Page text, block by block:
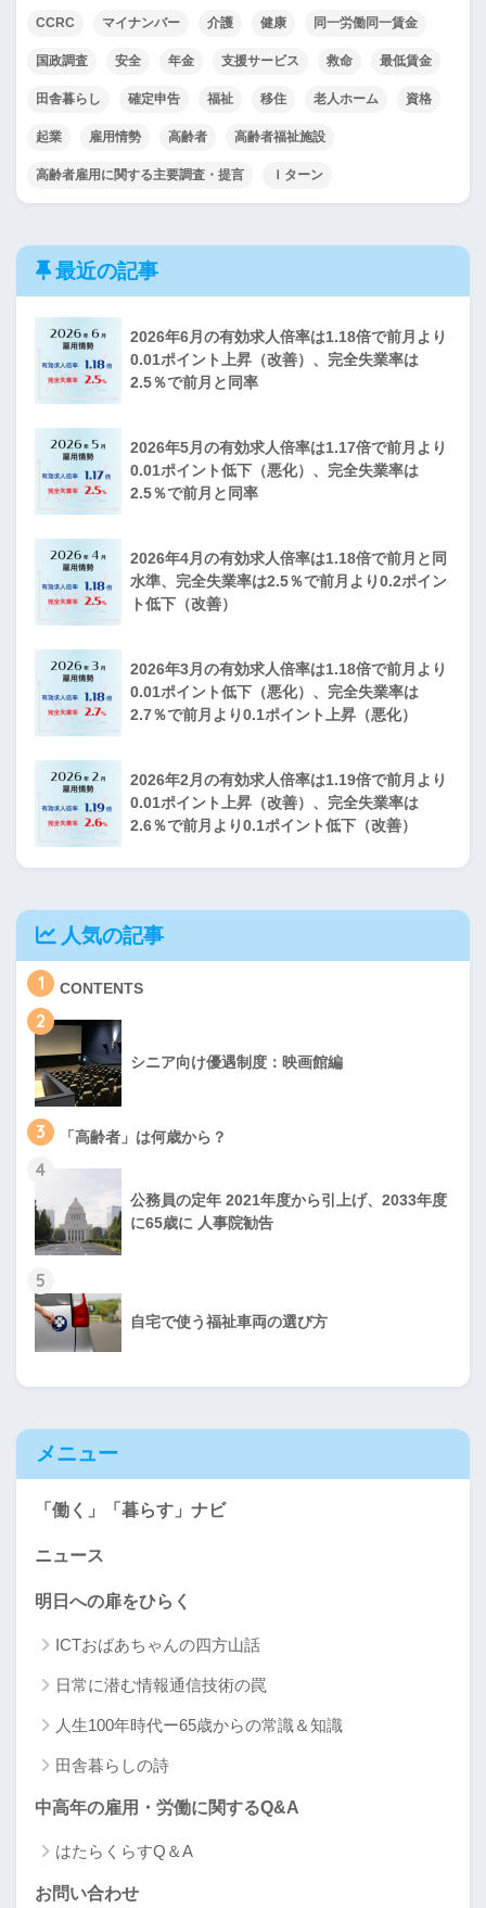
CCRC マイナンバー 介護 健康 同一労働同一賃金
国政調査 安全 年金 支援サービス 救命 最低賃金
田舎暮らし 確定申告 福祉 移住 老人ホーム 資格
起業 雇用情勢 高齢者 高齢者福祉施設
高齢者雇用に関する主要調査・提言 Ｉターン
最近の記事
2026年6月の有効求人倍率は1.18倍で前月より
0.01ポイント上昇（改善）、完全失業率は
2.5％で前月と同率
2026年5月の有効求人倍率は1.17倍で前月より
0.01ポイント低下（悪化）、完全失業率は
2.5％で前月と同率
2026年4月の有効求人倍率は1.18倍で前月と同
水準、完全失業率は2.5％で前月より0.2ポイン
ト低下（改善）
2026年3月の有効求人倍率は1.18倍で前月より
0.01ポイント低下（悪化）、完全失業率は
2.7％で前月より0.1ポイント上昇（悪化）
2026年2月の有効求人倍率は1.19倍で前月より
0.01ポイント上昇（改善）、完全失業率は
2.6％で前月より0.1ポイント低下（改善）
人気の記事
1 CONTENTS
2
シニア向け優遇制度：映画館編
3 「高齢者」は何歳から？
4
公務員の定年 2021年度から引上げ、2033年度
に65歳に 人事院勧告
5
自宅で使う福祉車両の選び方
メニュー
「働く」「暮らす」ナビ
ニュース
明日への扉をひらく
ICTおばあちゃんの四方山話
日常に潜む情報通信技術の罠
人生100年時代ー65歳からの常識＆知識
田舎暮らしの詩
中高年の雇用・労働に関するQ&A
はたらくらすQ＆A
お問い合わせ